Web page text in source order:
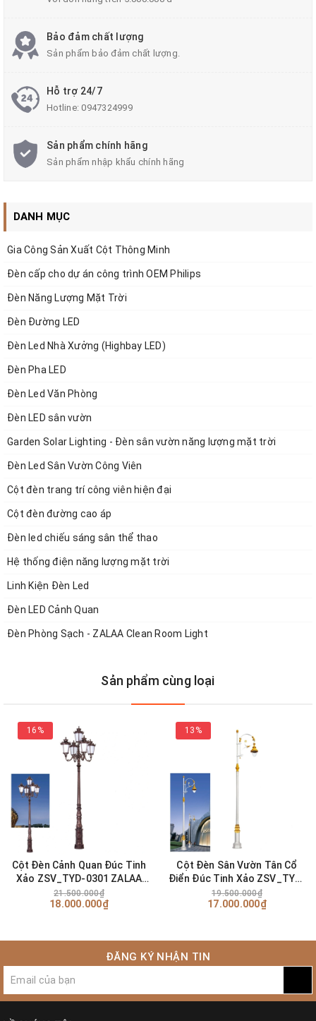
Mô tả sản phẩm
khang UV, không bị vàng hóa trong quá trình sử dụng.
Nắp trên: Nhôm miết, mặt trong sơn trắng, mặt
ngoài sơn một trong ba màu: Đen mờ, Ghi sẫm hoặc
Bộ điện 220V-50Hz lắp trong đèn.
Kích thước - Lắp đặt
D: 620mm, H: 535mm.
Khoảng cách đặt đèn từ 15 đến 30m, tùy thuộc
Bảo đảm chất lượng
Sản phẩm bảo đảm chất lượng.
Hỗ trợ 24/7
Hotline:0947324999
Sản phẩm chính hãng
Sản phẩm nhập khẩu chính hãng
DANH MỤC
Gia Công Sản Xuất Cột Thông Minh
Đèn cấp cho dự án công trình OEM Philips
Đèn Năng Lượng Mặt Trời
Đèn Đường LED
Đèn Led Nhà Xưởng (Highbay LED)
Đèn Pha LED
Đèn Led Văn Phòng
Đèn LED sân vườn
Garden Solar Lighting - Đèn sân vườn năng lượng mặt trời
Đèn Led Sân Vườn Công Viên
Cột đèn trang trí công viên hiện đại
Cột đèn đường cao áp
Đèn led chiếu sáng sân thể thao
Hệ thống điện năng lượng mặt trời
Linh Kiện Đèn Led
Đèn LED Cảnh Quan
Đèn Phòng Sạch - ZALAA Clean Room Light
Sản phẩm cùng loại
16%
Cột Đèn Cảnh Quan Đúc Tinh
Xảo ZSV_TYD-0301 ZALAA
OEM Đèn sân vườn dự án
21.500.000₫
18.000.000₫
13%
Cột Đèn Sân Vườn Tân Cổ
Điển Đúc Tinh Xảo ZSV_TYD-
0401 ZALAA OEM Chiếu sáng
Cảnh Quan, Công Viên, Biệt
19.500.000₫
17.000.000₫
ĐĂNG KÝ NHẬN TIN